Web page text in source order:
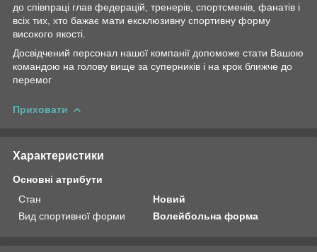
до співпраці глав федерацій, тренерів, спортсменів, фанатів і
всіх тих, хто бажає мати ексклюзивну спортивну форму
високого якості.
Досвідчений персонал нашої компанії допоможе стати Вашою
командою на голову вище за суперників і на крок ближче до
перемог
Приховати
Характеристики
Основні атрибути
Стан
Новий
Вид спортивної форми
Волейбольна форма